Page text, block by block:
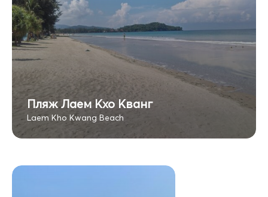
Пляж Лаем Кхо Кванг
Laem Kho Kwang Beach